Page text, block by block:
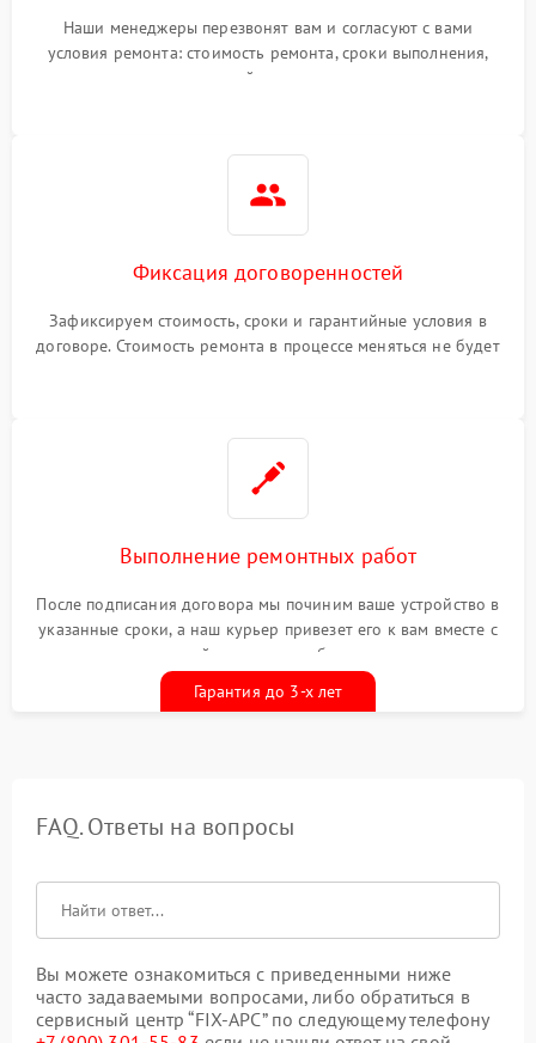
Наши менеджеры перезвонят вам и согласуют с вами
условия ремонта: стоимость ремонта, сроки выполнения,
гарантийные условия
Фиксация договоренностей
Зафиксируем стоимость, сроки и гарантийные условия в
договоре. Стоимость ремонта в процессе меняться не будет
Выполнение ремонтных работ
После подписания договора мы починим ваше устройство в
указанные сроки, а наш курьер привезет его к вам вместе с
гарантийным талоном бесплатно
Гарантия до 3-х лет
FAQ. Ответы на вопросы
Вы можете ознакомиться с приведенными ниже
часто задаваемыми вопросами, либо обратиться в
сервисный центр “FIX-APC” по следующему телефону